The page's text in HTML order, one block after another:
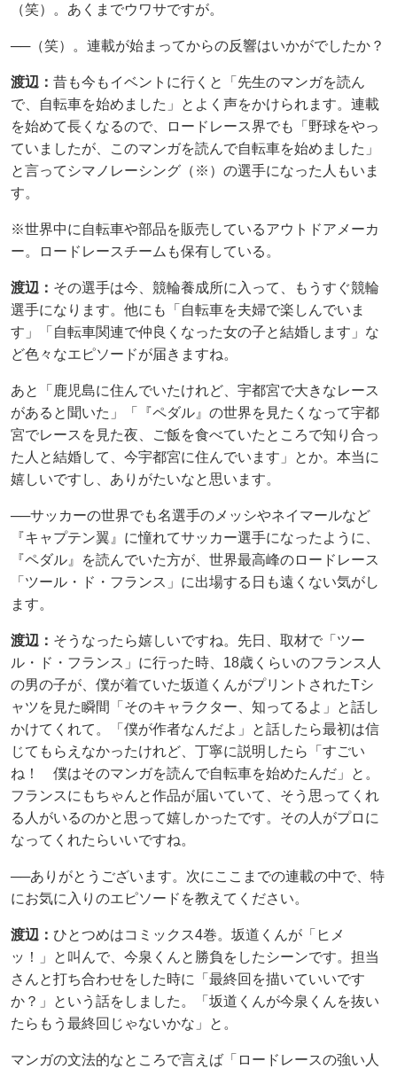
（笑）。あくまでウワサですが。
──（笑）。連載が始まってからの反響はいかがでしたか？
渡辺： 昔も今もイベントに行くと「先生のマンガを読ん
で、自転車を始めました」とよく声をかけられます。連載
を始めて長くなるので、ロードレース界でも「野球をやっ
ていましたが、このマンガを読んで自転車を始めました」
と言ってシマノレーシング（※）の選手になった人もいま
す。
※世界中に自転車や部品を販売しているアウトドアメーカ
ー。ロードレースチームも保有している。
渡辺： その選手は今、競輪養成所に入って、もうすぐ競輪
選手になります。他にも「自転車を夫婦で楽しんでいま
す」「自転車関連で仲良くなった女の子と結婚します」な
ど色々なエピソードが届きますね。
あと「鹿児島に住んでいたけれど、宇都宮で大きなレース
があると聞いた」「『ペダル』の世界を見たくなって宇都
宮でレースを見た夜、ご飯を食べていたところで知り合っ
た人と結婚して、今宇都宮に住んでいます」とか。本当に
嬉しいですし、ありがたいなと思います。
──サッカーの世界でも名選手のメッシやネイマールなど
『キャプテン翼』に憧れてサッカー選手になったように、
『ペダル』を読んでいた方が、世界最高峰のロードレース
「ツール・ド・フランス」に出場する日も遠くない気がし
ます。
渡辺： そうなったら嬉しいですね。先日、取材で「ツー
ル・ド・フランス」に行った時、18歳くらいのフランス人
の男の子が、僕が着ていた坂道くんがプリントされたTシ
ャツを見た瞬間「そのキャラクター、知ってるよ」と話し
かけてくれて。「僕が作者なんだよ」と話したら最初は信
じてもらえなかったけれど、丁寧に説明したら「すごい
ね！ 僕はそのマンガを読んで自転車を始めたんだ」と。
フランスにもちゃんと作品が届いていて、そう思ってくれ
る人がいるのかと思って嬉しかったです。その人がプロに
なってくれたらいいですね。
──ありがとうございます。次にここまでの連載の中で、特
にお気に入りのエピソードを教えてください。
渡辺： ひとつめはコミックス4巻。坂道くんが「ヒメ
ッ！」と叫んで、今泉くんと勝負をしたシーンです。担当
さんと打ち合わせをした時に「最終回を描いていいです
か？」という話をしました。「坂道くんが今泉くんを抜い
たらもう最終回じゃないかな」と。
マンガの文法的なところで言えば「ロードレースの強い人